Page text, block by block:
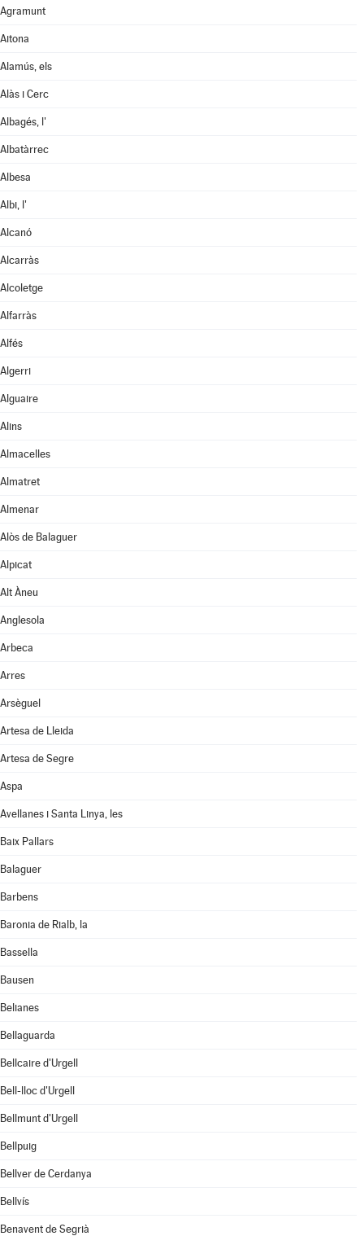
Agramunt
Aitona
Alamús, els
Alàs i Cerc
Albagés, l'
Albatàrrec
Albesa
Albi, l'
Alcanó
Alcarràs
Alcoletge
Alfarràs
Alfés
Algerri
Alguaire
Alins
Almacelles
Almatret
Almenar
Alòs de Balaguer
Alpicat
Alt Àneu
Anglesola
Arbeca
Arres
Arsèguel
Artesa de Lleida
Artesa de Segre
Aspa
Avellanes i Santa Linya, les
Baix Pallars
Balaguer
Barbens
Baronia de Rialb, la
Bassella
Bausen
Belianes
Bellaguarda
Bellcaire d'Urgell
Bell-lloc d'Urgell
Bellmunt d'Urgell
Bellpuig
Bellver de Cerdanya
Bellvís
Benavent de Segrià